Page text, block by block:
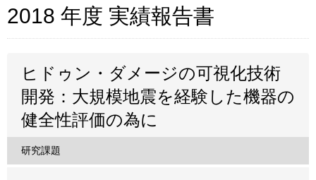
2018 年度 実績報告書
ヒドゥン・ダメージの可視化技術
開発：大規模地震を経験した機器の
健全性評価の為に
研究課題